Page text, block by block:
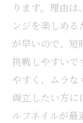
ります。理由
ンジを楽しめ
が早いので、短
挑戦しやすいで
やすく、ムラな
両立したい方に
ルフネイルが最